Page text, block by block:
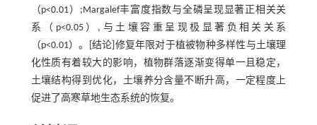
（p<0.01）;Margalef丰富度指数与全磷呈现显著正相关关
系（p<0.05）,与土壤容重呈现极显著负相关关系
（p<0.01）。[结论]修复年限对于植被物种多样性与土壤理
化性质有着较大的影响，植物群落逐渐变得单一且稳定，
土壤结构得到优化，土壤养分含量不断升高，一定程度上
促进了高寒草地生态系统的恢复。